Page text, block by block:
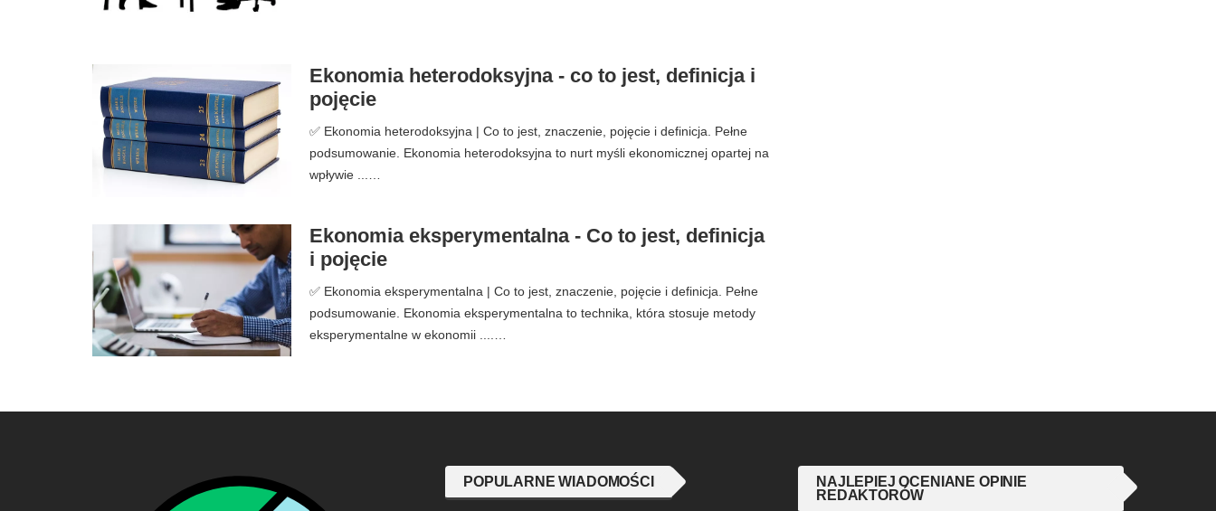
Ekonomia heterodoksyjna - co to jest, definicja i
pojęcie
✅ Ekonomia heterodoksyjna | Co to jest, znaczenie, pojęcie i definicja. Pełne
podsumowanie. Ekonomia heterodoksyjna to nurt myśli ekonomicznej opartej na
wpływie ...…
Ekonomia eksperymentalna - Co to jest, definicja
i pojęcie
✅ Ekonomia eksperymentalna | Co to jest, znaczenie, pojęcie i definicja. Pełne
podsumowanie. Ekonomia eksperymentalna to technika, która stosuje metody
eksperymentalne w ekonomii ....…
POPULARNE WIADOMOŚCI
NAJLEPIEJ OCENIANE OPINIE
REDAKTORÓW